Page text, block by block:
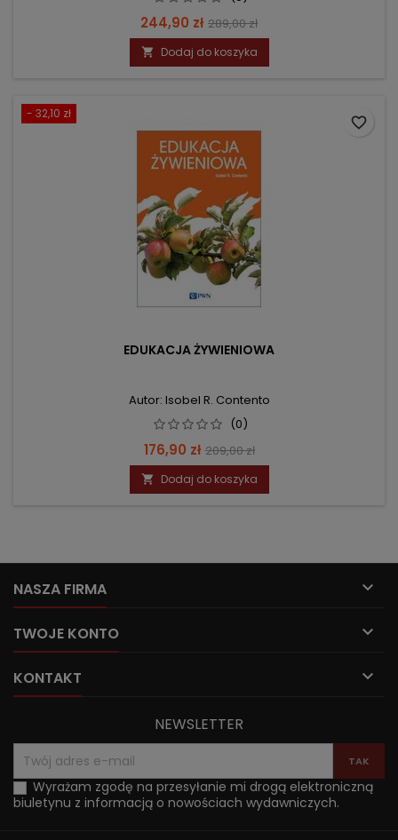
Cena
244,90 zł Cena
podstawowa
289,00 zł
 Dodaj do koszyka
- 32,10 zł
EDUKACJA ŻYWIENIOWA
Autor: Isobel R. Contento
(0)
Cena
176,90 zł Cena
podstawowa
209,00 zł
 Dodaj do koszyka
favorite_border
NASZA FIRMA 
TWOJE KONTO 
KONTAKT 
NEWSLETTER
Wyrażam zgodę na przesyłanie mi drogą elektroniczną
biuletynu z informacją o nowościach wydawniczych.